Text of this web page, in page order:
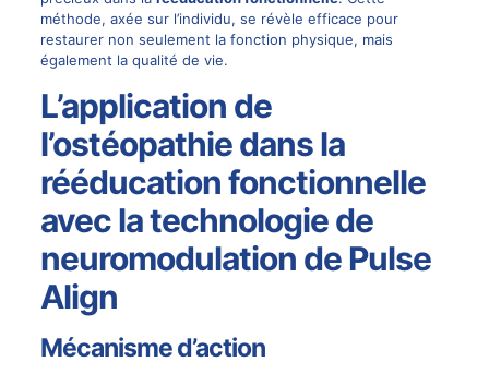
méthode, axée sur l’individu, se révèle efficace pour
restaurer non seulement la fonction physique, mais
également la qualité de vie.
L’application de
l’ostéopathie dans la
rééducation fonctionnelle
avec la technologie de
neuromodulation de Pulse
Align
Mécanisme d’action